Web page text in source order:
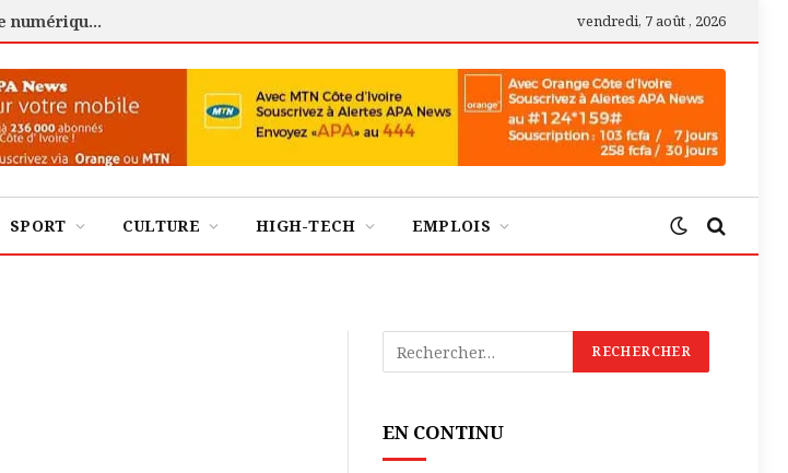
Cybersécurité : l’ANSSI certifie 88 experts pour renforcer la défense numérique de la Côte d’Ivoire vendredi, 7 août , 2026
SPORT CULTURE HIGH-TECH EMPLOIS
EN CONTINU